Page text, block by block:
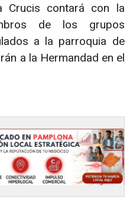
Crucis contará con la
de los grupos
a la parroquia de
a la Hermandad en el